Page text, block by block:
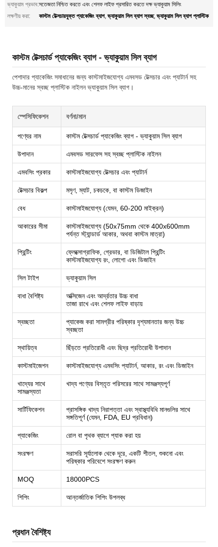
ভ্যাকুয়াম প্রভাব:সতেজতা নিশ্চিত করতে এবং শেলফ লাইফ প্রসারিত করতে দক্ষ ভ্যাকুয়াম সিলিং
লক্ষণীয় করা:
কাস্টম টেক্সচারযুক্ত প্যাকেজিং ব্যাগ,ভ্যাকুয়াম সিল ব্যাগ স্বচ্ছ,ভ্যাকুয়াম সিল ব্যাগ প্লাস্টিক
কাস্টম টেক্সচার্ড প্যাকেজিং ব্যাগ - ভ্যাকুয়াম সিল ব্যাগ
পেশাদার প্যাকেজিং সমাধানের জন্য কাস্টমাইজযোগ্য এমবসড টেক্সচার এবং প্যাটার্ন সহ
উচ্চ-মানের স্বচ্ছ প্লাস্টিক নাইলন ভ্যাকুয়াম সিল ব্যাগ।
স্পেসিফিকেশন বর্ণনা/মান
পণ্যের নাম কাস্টম টেক্সচার্ড প্যাকেজিং ব্যাগ - ভ্যাকুয়াম সিল ব্যাগ
উপাদান এমবসড সারফেস সহ স্বচ্ছ প্লাস্টিক নাইলন
এমবসিং প্রকার কাস্টমাইজযোগ্য টেক্সচার এবং প্যাটার্ন
টেক্সচার বিকল্প মসৃণ, ম্যাট, চকচকে, বা কাস্টম ডিজাইন
বেধ কাস্টমাইজযোগ্য (যেমন, 60-200 মাইক্রন)
আকারের সীমা
কাস্টমাইজযোগ্য (50x75mm থেকে 400x600mm
পর্যন্ত স্ট্যান্ডার্ড আকার, অথবা কাস্টম মাত্রা)
প্রিন্টিং
ফ্লেক্সোগ্রাফিক, গ্রেভার, বা ডিজিটাল প্রিন্টিং
কাস্টমাইজযোগ্য রং, লোগো এবং ডিজাইন
সিল টাইপ ভ্যাকুয়াম সিল
বাধা বৈশিষ্ট্য
অক্সিজেন এবং আর্দ্রতার উচ্চ বাধা
তাজা রাখে এবং শেলফ লাইফ বাড়ায়
স্বচ্ছতা
প্যাকেজ করা সামগ্রীর পরিষ্কার দৃশ্যমানতার জন্য উচ্চ
স্বচ্ছতা
স্থায়িত্ব ছিঁড়তে প্রতিরোধী এবং ছিদ্র প্রতিরোধী উপাদান
কাস্টমাইজেশন কাস্টমাইজযোগ্য এমবসিং প্যাটার্ন, আকার, রং এবং ডিজাইন
খাদ্যের সাথে
সামঞ্জস্যতা
খাদ্য পণ্যের বিস্তৃত পরিসরের সাথে সামঞ্জস্যপূর্ণ
সার্টিফিকেশন
প্রাসঙ্গিক খাদ্য নিরাপত্তা এবং স্বাস্থ্যবিধি মানগুলির সাথে
সঙ্গতিপূর্ণ (যেমন, FDA, EU প্রবিধান)
প্যাকেজিং রোল বা পৃথক ব্যাগে প্যাক করা হয়
সংরক্ষণ
সরাসরি সূর্যালোক থেকে দূরে, একটি শীতল, শুকনো এবং
পরিষ্কার পরিবেশে সংরক্ষণ করুন
MOQ 18000PCS
শিপিং আন্তর্জাতিক শিপিং উপলব্ধ
প্রধান বৈশিষ্ট্য